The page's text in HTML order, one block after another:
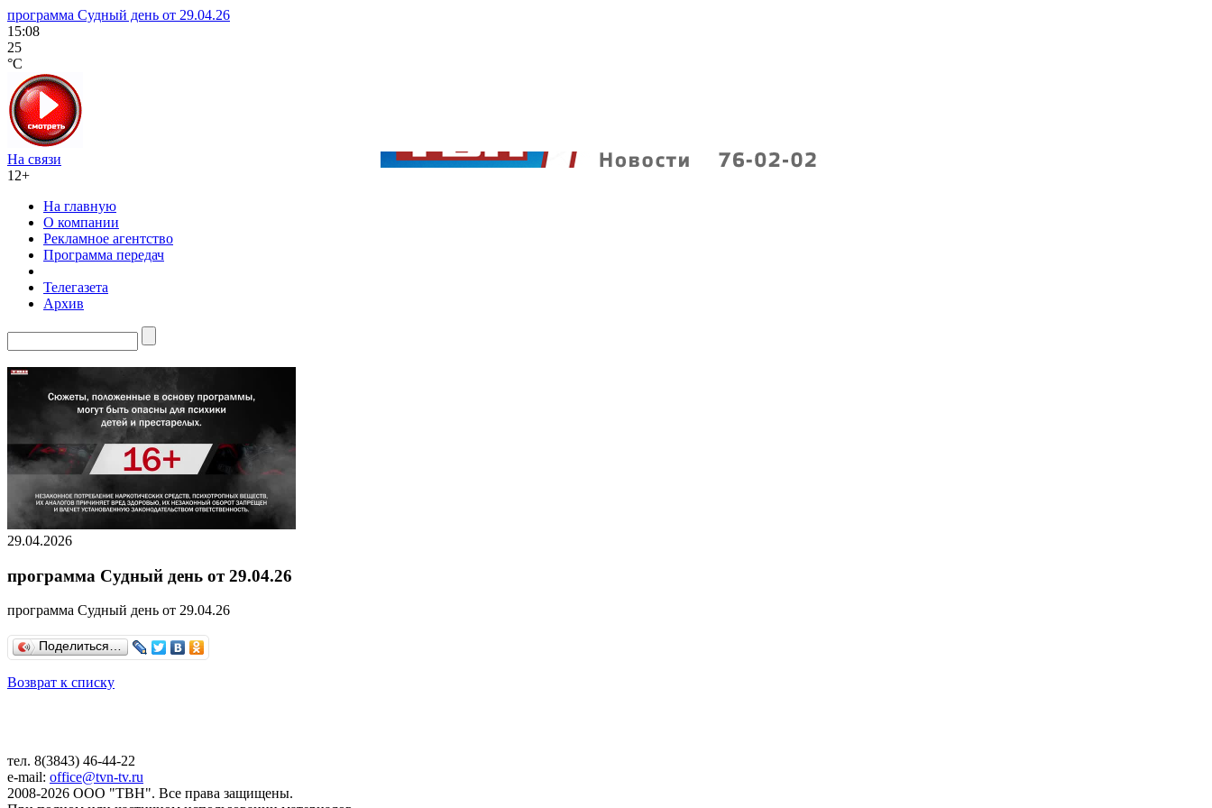
программа Судный день от 29.04.26
15:08
25
°C
На связи
12+
На главную
О компании
Рекламное агентство
Программа передач
Телегазета
Архив
29.04.2026
программа Судный день от 29.04.26
программа Судный день от 29.04.26
Поделиться…
Возврат к списку
тел. 8(3843) 46-44-22
e-mail: office@tvn-tv.ru
2008-2026 ООО "ТВН". Все права защищены.